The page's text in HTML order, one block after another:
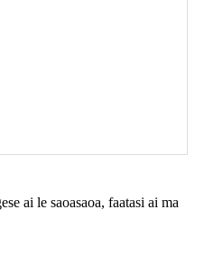
ai le saoasaoa, faatasi ai ma